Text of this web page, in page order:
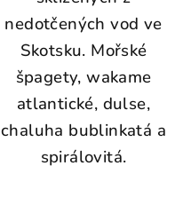
nedotčených vod ve
Skotsku. Mořské
špagety, wakame
atlantické, dulse,
chaluha bublinkatá a
spirálovitá.